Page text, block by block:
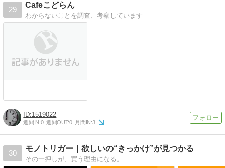
29
Cafeこどらん
わからないことを調査、考察しています
1519022
週間IN:0 週間OUT:0 月間IN:3
30
モノトリガー｜欲しいの“きっかけ”が見つかる
その一押しが、買う理由になる。